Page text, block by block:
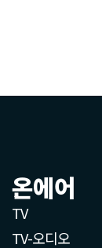
온에어
TV
TV-오디오